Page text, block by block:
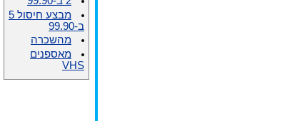
מבצע חיסול 5
ב-99.90
מהשכרה
מאספנים
VHS